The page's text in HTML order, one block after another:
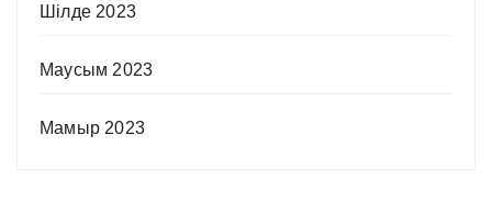
Шілде 2023
Маусым 2023
Мамыр 2023